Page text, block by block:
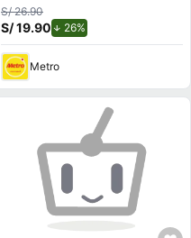
S/ 26.90
S/ 19.90 26%
Metro